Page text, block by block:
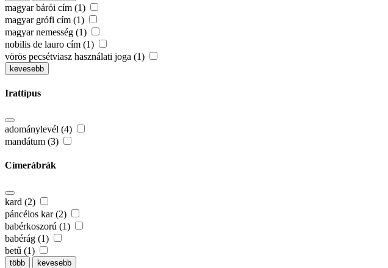
magyar bárói cím (1)
magyar grófi cím (1)
magyar nemesség (1)
nobilis de lauro cím (1)
vörös pecsétviasz használati joga (1)
kevesebb
Irattípus
adománylevél (4)
mandátum (3)
Címerábrák
kard (2)
páncélos kar (2)
babérkoszorú (1)
babérág (1)
betű (1)
több kevesebb